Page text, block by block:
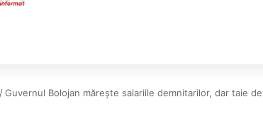
/Guvernul Bolojan mărește salariile demnitarilor, dar taie